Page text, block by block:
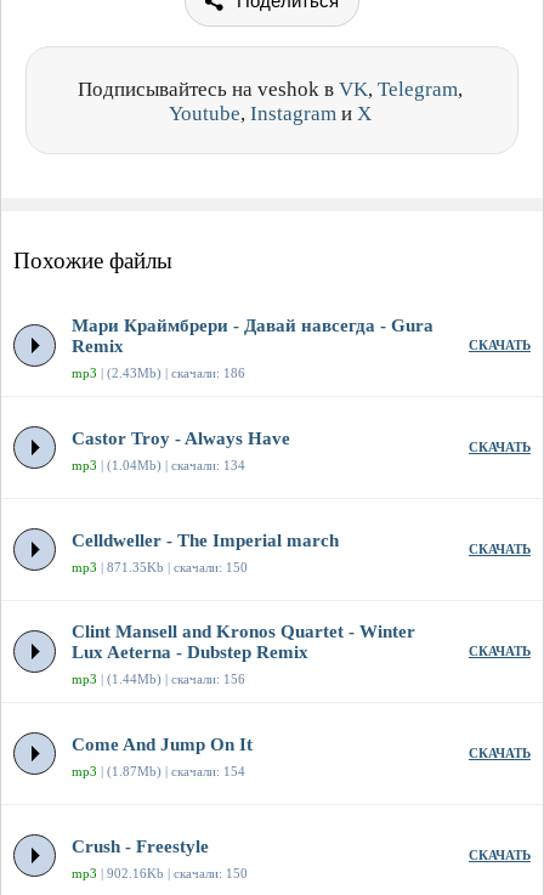
Подписывайтесь на veshok в VK, Telegram,
Youtube, Instagram и X
Похожие файлы
Мари Краймбрери - Давай навсегда - Gura
Remix
mp3 | (2.43Mb) | скачали: 186
СКАЧАТЬ
Castor Troy - Always Have
mp3 | (1.04Mb) | скачали: 134
СКАЧАТЬ
Celldweller - The Imperial march
mp3 | 871.35Kb | скачали: 150
СКАЧАТЬ
Clint Mansell and Kronos Quartet - Winter
Lux Aeterna - Dubstep Remix
mp3 | (1.44Mb) | скачали: 156
СКАЧАТЬ
Come And Jump On It
mp3 | (1.87Mb) | скачали: 154
СКАЧАТЬ
Crush - Freestyle
mp3 | 902.16Kb | скачали: 150
СКАЧАТЬ